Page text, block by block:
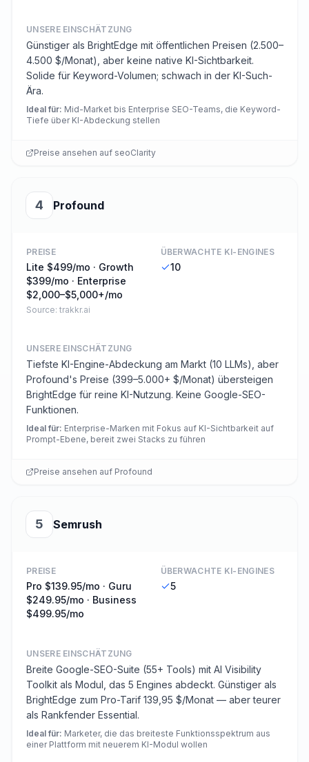
UNSERE EINSCHÄTZUNG
Günstiger als BrightEdge mit öffentlichen Preisen (2.500–
4.500 $/Monat), aber keine native KI-Sichtbarkeit.
Solide für Keyword-Volumen; schwach in der KI-Such-
Ära.
Ideal für: Mid-Market bis Enterprise SEO-Teams, die Keyword-
Tiefe über KI-Abdeckung stellen
Preise ansehen auf seoClarity
4 Profound
PREISE
Lite $499/mo · Growth
$399/mo · Enterprise
$2,000–$5,000+/mo
Source: trakkr.ai
ÜBERWACHTE KI-ENGINES
10
UNSERE EINSCHÄTZUNG
Tiefste KI-Engine-Abdeckung am Markt (10 LLMs), aber
Profound's Preise (399–5.000+ $/Monat) übersteigen
BrightEdge für reine KI-Nutzung. Keine Google-SEO-
Funktionen.
Ideal für: Enterprise-Marken mit Fokus auf KI-Sichtbarkeit auf
Prompt-Ebene, bereit zwei Stacks zu führen
Preise ansehen auf Profound
5 Semrush
PREISE
Pro $139.95/mo · Guru
$249.95/mo · Business
$499.95/mo
ÜBERWACHTE KI-ENGINES
5
UNSERE EINSCHÄTZUNG
Breite Google-SEO-Suite (55+ Tools) mit AI Visibility
Toolkit als Modul, das 5 Engines abdeckt. Günstiger als
BrightEdge zum Pro-Tarif 139,95 $/Monat — aber teurer
als Rankfender Essential.
Ideal für: Marketer, die das breiteste Funktionsspektrum aus
einer Plattform mit neuerem KI-Modul wollen